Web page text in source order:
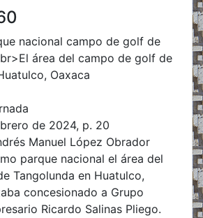
de 2024, p. 20
Manuel López Obrador
parque nacional el área del
Tangolunda en Huatulco,
concesionado a Grupo
Ricardo Salinas Pliego.